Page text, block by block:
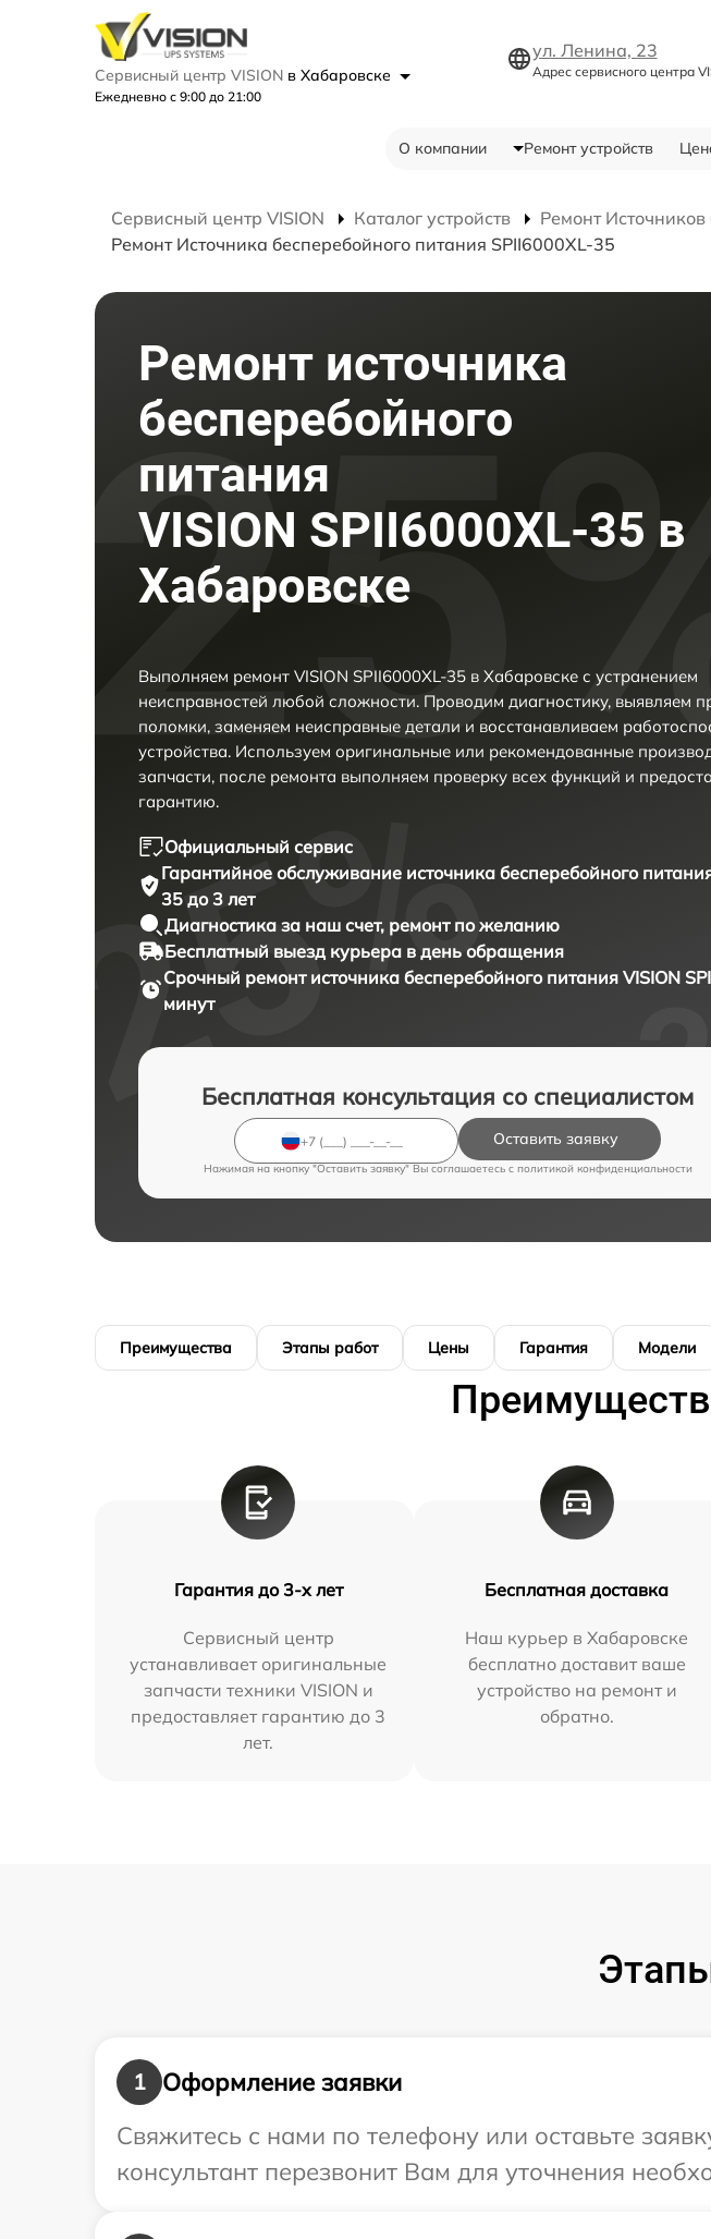
Сервисный центр VISION в Хабаровске
Ежедневно с 9:00 до 21:00
ул. Ленина, 23
Адрес сервисного центра
О компании Ремонт устройств
Сервисный центр VISION Каталог устройств
Ремонт
Ремонт Источника бесперебойного питания SPII6000XL-35
Ремонт источника
бесперебойного
питания
VISION SPII6000XL-35 в
Хабаровске
Выполняем ремонт VISION SPII6000XL-35 в Хабаровске с устранением
неисправностей любой сложности. Проводим диагностику, выявляем
поломки, заменяем неисправные детали и восстанавливаем
устройства. Используем оригинальные или рекомендованные
запчасти, после ремонта выполняем проверку всех функций и
гарантию.
Официальный сервис
Гарантийное обслуживание источника бесперебойного
35 до 3 лет
Диагностика за наш счет, ремонт по желанию
Бесплатный выезд курьера в день обращения
Срочный ремонт источника бесперебойного питания VISION
минут
Бесплатная консультация со специалистом
Оставить заявку
Нажимая на кнопку "Оставить заявку" Вы соглашаетесь c политикой конфиденциальности
Преимущества Этапы работ Цены Гарантия Модели
Гарантия до 3-х лет
Сервисный центр
устанавливает оригинальные
запчасти техники VISION и
предоставляет гарантию до 3
лет.
Бесплатная доставка
Наш курьер в Хабаровске
бесплатно доставит ваше
устройство на ремонт и
обратно.
1
Оформление заявки
Свяжитесь с нами по телефону или оставьте
консультант перезвонит Вам для уточнения